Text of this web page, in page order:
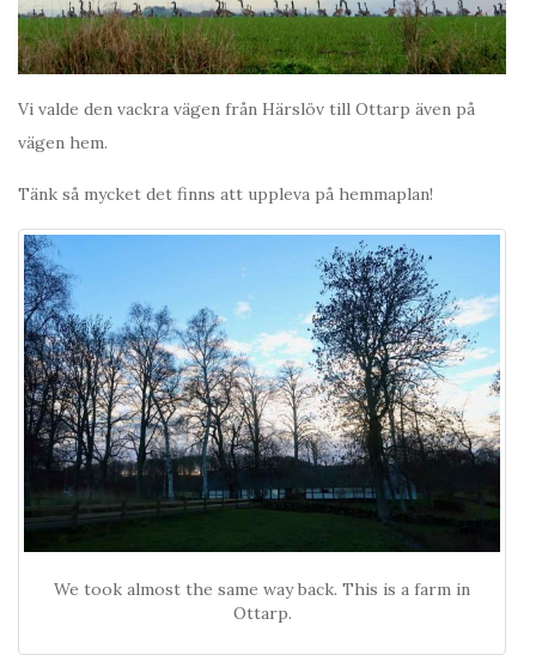
Vi valde den vackra vägen från Härslöv till Ottarp även på
vägen hem.
Tänk så mycket det finns att uppleva på hemmaplan!
We took almost the same way back. This is a farm in
Ottarp.